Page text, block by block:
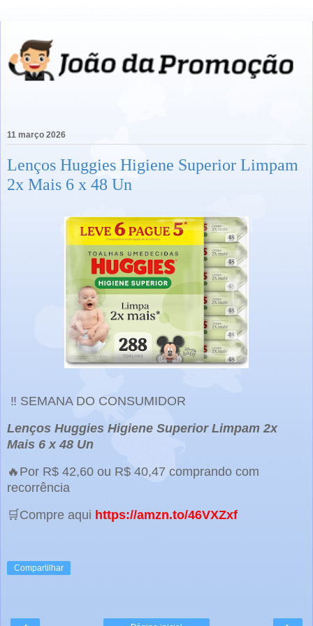
11 março 2026
Lenços Huggies Higiene Superior Limpam
2x Mais 6 x 48 Un
‼️ SEMANA DO CONSUMIDOR
Lenços Huggies Higiene Superior Limpam 2x
Mais 6 x 48 Un
🔥Por R$ 42,60 ou R$ 40,47 comprando com
recorrência
🛒Compre aqui https://amzn.to/46VXZxf
Compartilhar